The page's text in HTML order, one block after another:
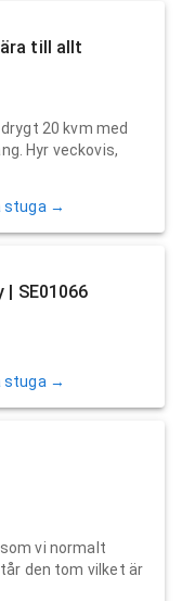
till allt
20 kvm med
Hyr veckovis,
stuga →
| SE01066
stuga →
vi normalt
den tom vilket är